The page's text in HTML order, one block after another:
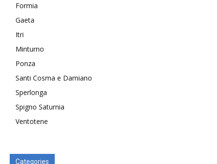
Formia
Gaeta
Itri
Minturno
Ponza
Santi Cosma e Damiano
Sperlonga
Spigno Saturnia
Ventotene
Categories